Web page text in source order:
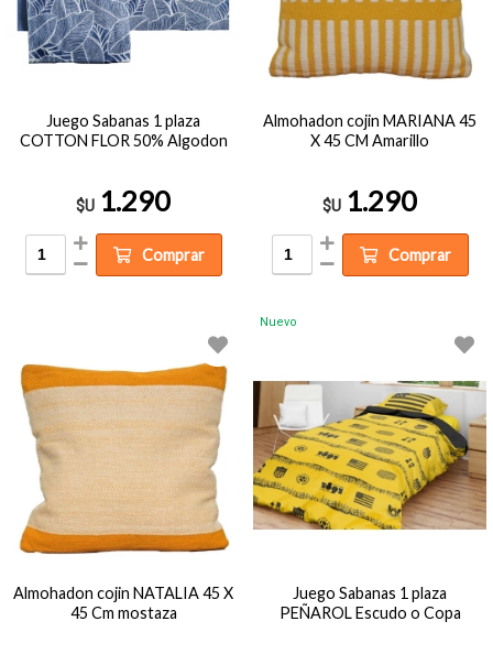
Juego Sabanas 1 plaza
COTTON FLOR 50% Algodon
$U 1.290
Comprar
Almohadon cojin MARIANA 45
X 45 CM Amarillo
$U 1.290
Comprar
Almohadon cojin NATALIA 45 X
45 Cm mostaza
Nuevo
Juego Sabanas 1 plaza
PEÑAROL Escudo o Copa